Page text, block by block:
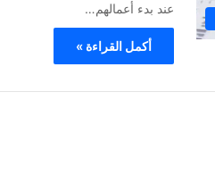
عند بدء أعمالهم…
أكمل القراءة »